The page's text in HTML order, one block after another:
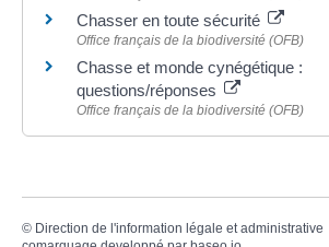
Chasser en toute sécurité
Office français de la biodiversité (OFB)
Chasse et monde cynégétique :
questions/réponses
Office français de la biodiversité (OFB)
© Direction de l'information légale et administrative